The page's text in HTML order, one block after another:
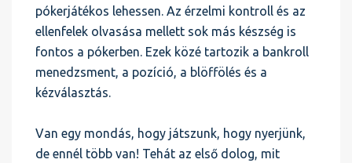
pókerjátékos lehessen. Az érzelmi kontroll és az
ellenfelek olvasása mellett sok más készség is
fontos a pókerben. Ezek közé tartozik a bankroll
menedzsment, a pozíció, a blöffölés és a
kézválasztás.
Van egy mondás, hogy játszunk, hogy nyerjünk,
de ennél több van! Tehát az első dolog, mit